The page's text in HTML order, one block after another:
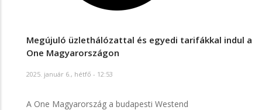
Megújuló üzlethálózattal és egyedi tarifákkal indul a
One Magyarországon
2025. január 6., hétfő - 12:53
A One Magyarország a budapesti Westend